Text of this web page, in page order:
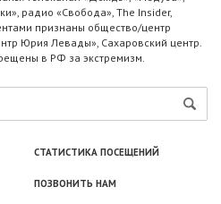
радио «Свобода», The Insider,
признаны общество/центр
Юрия Левады», Сахаровский центр.
в РФ за экстремизм.
СТАТИСТИКА ПОСЕЩЕНИЙ
ПОЗВОНИТЬ НАМ